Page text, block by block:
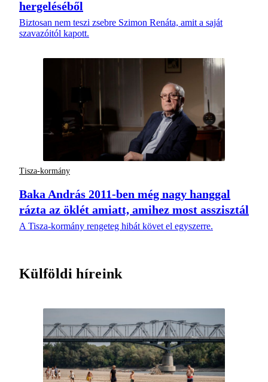
hergeléséből
Biztosan nem teszi zsebre Szimon Renáta, amit a saját
szavazóitól kapott.
Tisza-kormány
Baka András 2011-ben még nagy hanggal
rázta az öklét amiatt, amihez most asszisztál
A Tisza-kormány rengeteg hibát követ el egyszerre.
Külföldi híreink